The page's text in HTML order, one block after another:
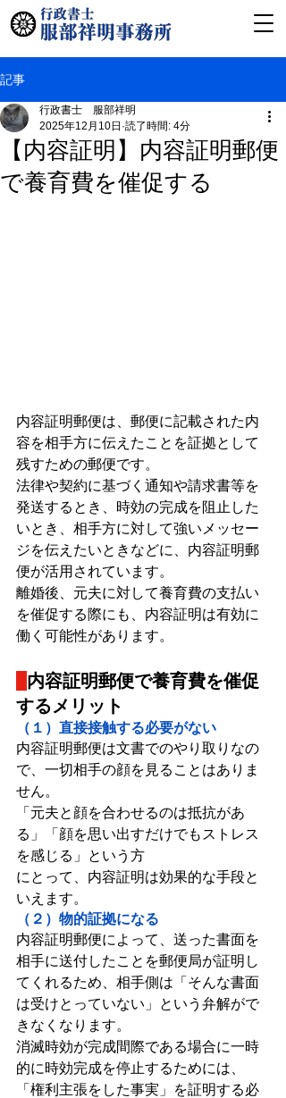
記事
【内容証明】内容証明郵便
で養育費を催促する
行政書士 服部祥明
2025年12月10日 読了時間: 4分
内容証明郵便は、郵便に記載された内
容を相手方に伝えたことを証拠として
残すための郵便です。
法律や契約に基づく通知や請求書等を
発送するとき、時効の完成を阻止した
いとき、相手方に対して強いメッセー
ジを伝えたいときなどに、内容証明郵
便が活用されています。
離婚後、元夫に対して養育費の支払い
を催促する際にも、内容証明は有効に
働く可能性があります。
内容証明郵便で養育費を催促
するメリット
（１）直接接触する必要がない
内容証明郵便は文書でのやり取りなの
で、一切相手の顔を見ることはありま
せん。
「元夫と顔を合わせるのは抵抗があ
る」「顔を思い出すだけでもストレス
を感じる」という方
にとって、内容証明は効果的な手段と
いえます。
（２）物的証拠になる
内容証明郵便によって、送った書面を
相手に送付したことを郵便局が証明し
てくれるため、相手側は「そんな書面
は受けとっていない」という弁解がで
きなくなります。
消滅時効が完成間際である場合に一時
的に時効完成を停止するためには、
「権利主張をした事実」を証明する必